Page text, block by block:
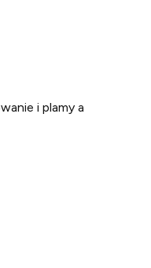
i plamy a